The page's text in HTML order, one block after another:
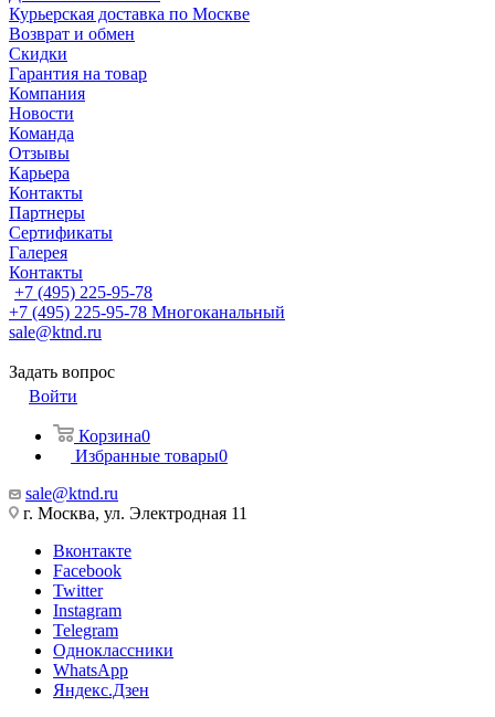
Курьерская доставка по Москве
Возврат и обмен
Скидки
Гарантия на товар
Компания
Новости
Команда
Отзывы
Карьера
Контакты
Партнеры
Сертификаты
Галерея
Контакты
+7 (495) 225-95-78
+7 (495) 225-95-78 Многоканальный
sale@ktnd.ru
Задать вопрос
Войти
Корзина0
Избранные товары0
sale@ktnd.ru
г. Москва, ул. Электродная 11
Вконтакте
Facebook
Twitter
Instagram
Telegram
Одноклассники
WhatsApp
Яндекс.Дзен